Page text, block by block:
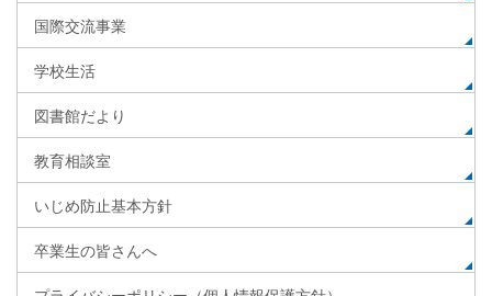
国際交流事業
学校生活
図書館だより
教育相談室
いじめ防止基本方針
卒業生の皆さんへ